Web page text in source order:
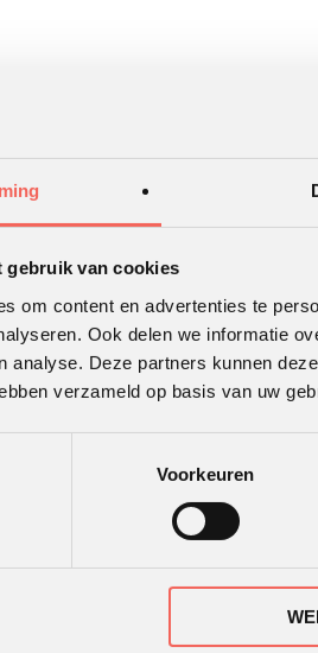
gebruik van cookies
om content en advertenties te
Ook delen we informatie
analyse. Deze partners kunnen
verzameld op basis van uw
Voorkeuren
de beoordelingen van